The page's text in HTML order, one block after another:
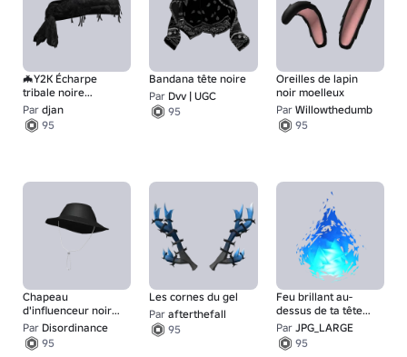
🦇Y2K Écharpe
tribale noire
Keffiyeh Turban🦇
Par djan
95
Bandana tête noire
Par Dvv | UGC
95
Oreilles de lapin
noir moelleux
Par Willowthedumb
95
Chapeau
d'influenceur noir
noué
Par Disordinance
95
Les cornes du gel
Par afterthefall
95
Feu brillant au-
dessus de ta tête
(bleu)
Par JPG_LARGE
95